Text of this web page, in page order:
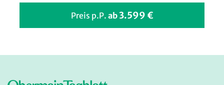
Preis p.P. ab 3.599 €